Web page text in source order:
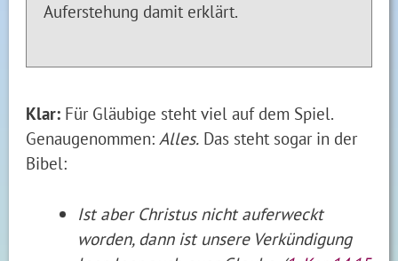
Auferstehung damit erklärt.
Klar: Für Gläubige steht viel auf dem Spiel.
Genaugenommen:Alles. Das steht sogar in der
Bibel:
Ist aber Christus nicht auferweckt
worden, dann ist unsere Verkündigung